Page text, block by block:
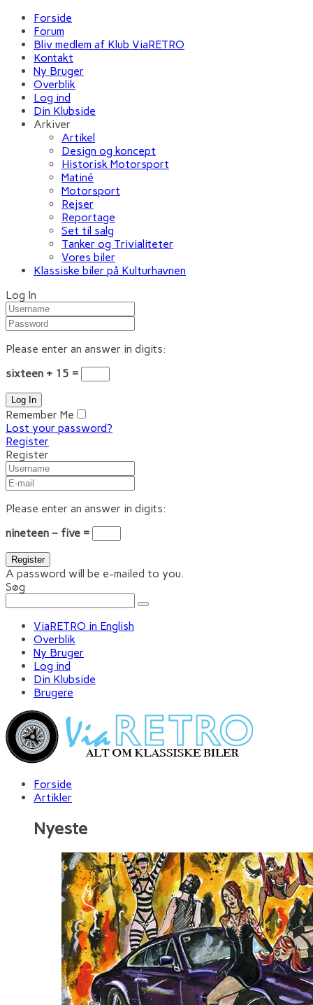
Forside
Forum
Bliv medlem af Klub ViaRETRO
Kontakt
Ny Bruger
Overblik
Log ind
Din Klubside
Arkiver
Artikel
Design og koncept
Historisk Motorsport
Matiné
Motorsport
Rejser
Reportage
Set til salg
Tanker og Trivialiteter
Vores biler
Klassiske biler på Kulturhavnen
Log In
Please enter an answer in digits:
sixteen + 15 =
Remember Me
Lost your password?
Register
Register
Please enter an answer in digits:
nineteen − five =
A password will be e-mailed to you.
Søg
ViaRETRO in English
Overblik
Ny Bruger
Log ind
Din Klubside
Brugere
Forside
Artikler
Nyeste